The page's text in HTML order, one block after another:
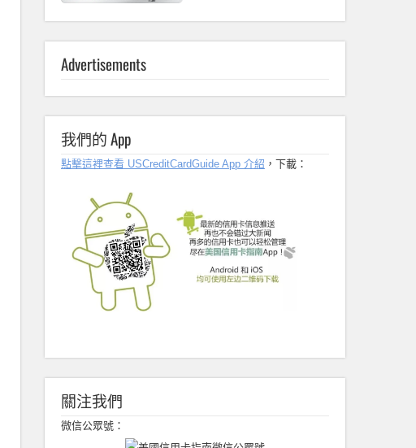
Advertisements
我們的 App
點擊這裡查看 USCreditCardGuide App 介紹 ，下載：
關注我們
微信公眾號：